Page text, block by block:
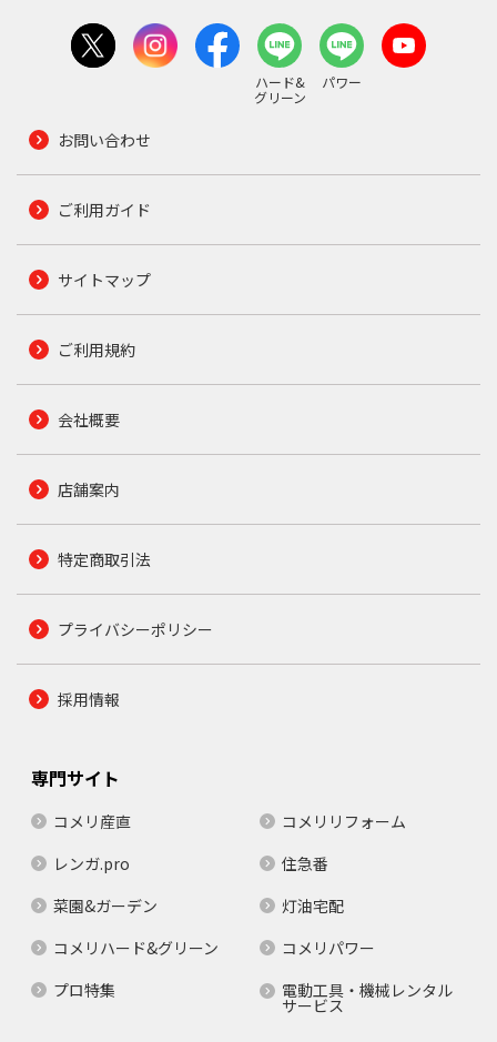
ハード&
グリーン
パワー
お問い合わせ
ご利用ガイド
サイトマップ
ご利用規約
会社概要
店舗案内
特定商取引法
プライバシーポリシー
採用情報
専門サイト
コメリ産直
コメリリフォーム
レンガ.pro
住急番
菜園&ガーデン
灯油宅配
コメリハード&グリーン
コメリパワー
プロ特集
電動工具・機械レンタル
サービス